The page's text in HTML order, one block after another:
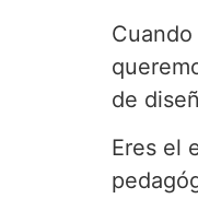
de
Eres el